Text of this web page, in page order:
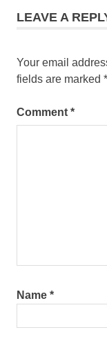
LEAVE A
Your email
fields are marked *
Comment *
Name *